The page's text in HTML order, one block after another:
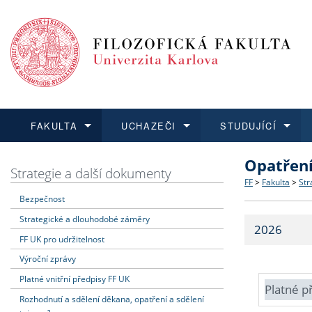
FAKULTA
Dozvědět se více
Struktura
Strategie
Fakultní
UCHAZEČI
Podat přihlášku
Co
Učitelské
STUDUJÍCÍ
Dozvědět se více
Dozvědět se více
O vědě a
Dozvědět se více
Aktuální
Strategie a další dokumenty
Bezpečnost
Strategické a dlouhodobé záměry
FF UK pro udržitelnost
Výroční zprávy
Platné vnitřní předpisy FF UK
Rozhodnutí a sdělení děkana, opatření a sdělení
FF > Fakulta >
2026
Platné